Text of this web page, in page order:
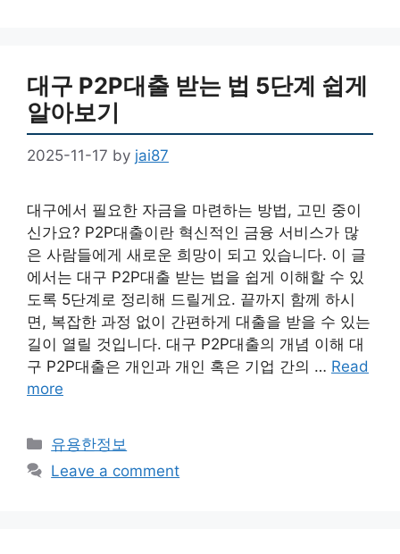
대구 P2P대출 받는 법 5단계 쉽게
알아보기
2025-11-17 by jai87
대구에서 필요한 자금을 마련하는 방법, 고민 중이
신가요? P2P대출이란 혁신적인 금융 서비스가 많
은 사람들에게 새로운 희망이 되고 있습니다. 이 글
에서는 대구 P2P대출 받는 법을 쉽게 이해할 수 있
도록 5단계로 정리해 드릴게요. 끝까지 함께 하시
면, 복잡한 과정 없이 간편하게 대출을 받을 수 있는
길이 열릴 것입니다. 대구 P2P대출의 개념 이해 대
구 P2P대출은 개인과 개인 혹은 기업 간의 … Read
more
Categories
유용한정보
Leave a comment